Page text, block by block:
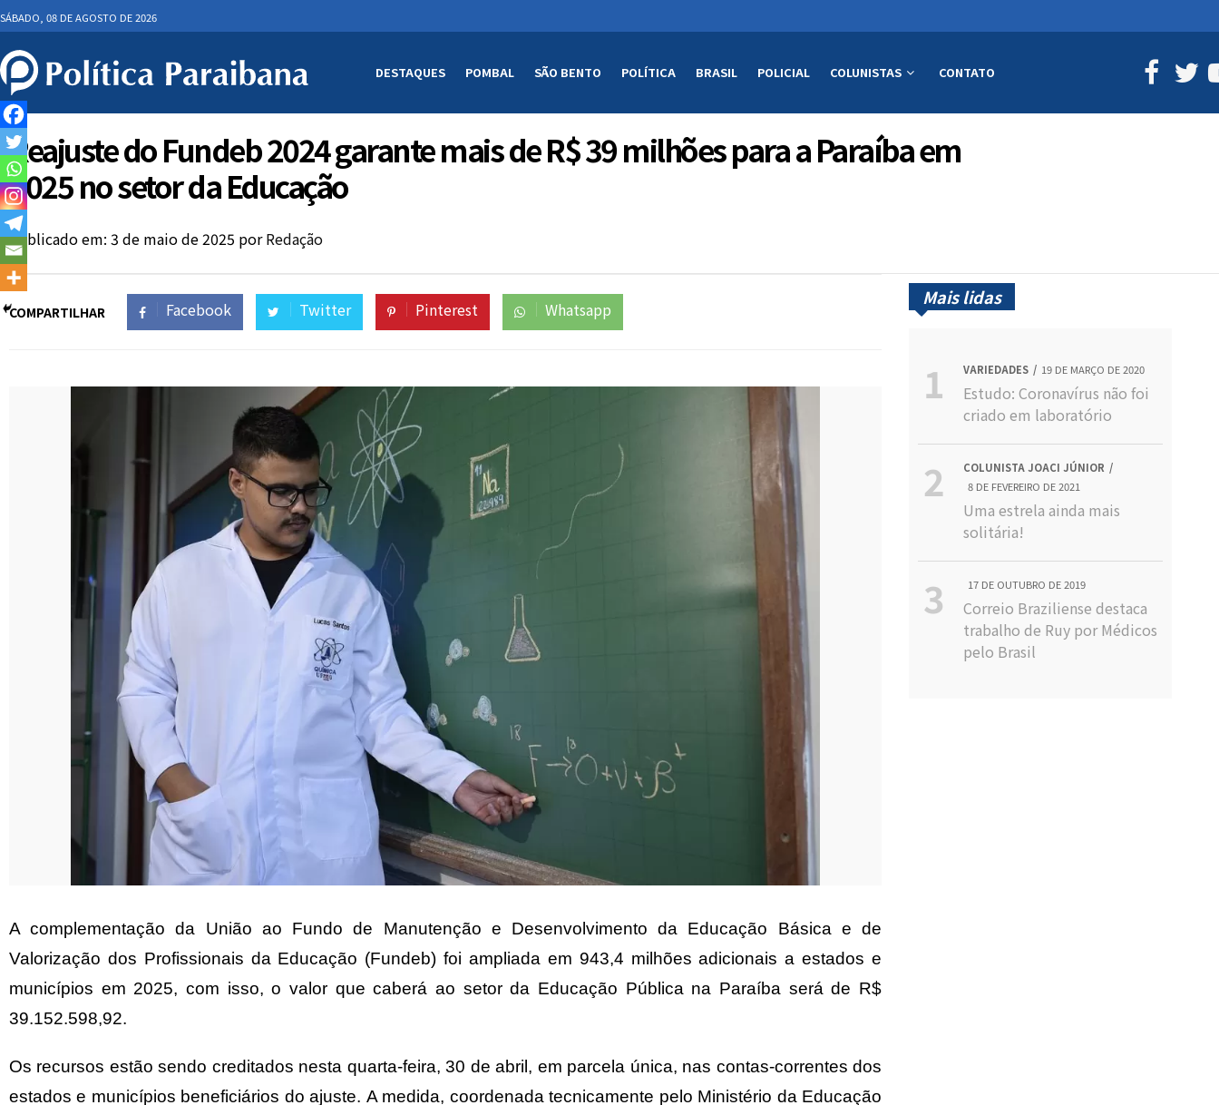
SÁBADO, 08 DE AGOSTO DE 2026
DESTAQUES POMBAL SÃO BENTO POLÍTICA BRASIL POLICIAL COLUNISTAS CONTATO
Reajuste do Fundeb 2024 garante mais de R$ 39 milhões para a Paraíba em
2025 no setor da Educação
Publicado em: 3 de maio de 2025 porRedação
COMPARTILHAR Facebook Twitter Pinterest Whatsapp
A complementação da União ao Fundo de Manutenção e Desenvolvimento da Educação Básica e de
Valorização dos Profissionais da Educação (Fundeb) foi ampliada em 943,4 milhões adicionais a estados e
municípios em 2025, com isso, o valor que caberá ao setor da Educação Pública na Paraíba será de R$
39.152.598,92.
Os recursos estão sendo creditados nesta quarta-feira, 30 de abril, em parcela única, nas contas-correntes dos
estados e municípios beneficiários do ajuste. A medida, coordenada tecnicamente pelo Ministério da Educação
Mais lidas
VARIEDADES 19 DE MARÇO DE 2020
Estudo: Coronavírus não foi
criado em laboratório
COLUNISTA JOACI JÚNIOR
8 DE FEVEREIRO DE 2021
Uma estrela ainda mais
solitária!
17 DE OUTUBRO DE 2019
Correio Braziliense destaca
trabalho de Ruy por Médicos
pelo Brasil